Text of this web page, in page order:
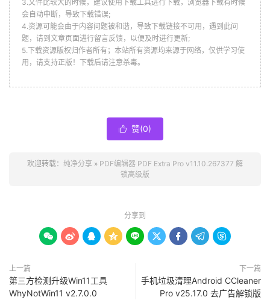
3.文件比较大的时候，建议使用下载工具进行下载，浏览器下载有时候
会自动中断，导致下载错误;
4.资源可能会由于内容问题被和谐，导致下载链接不可用，遇到此问
题，请到文章页面进行留言反馈，以便及时进行更新;
5.下载资源版权归作者所有；本站所有资源均来源于网络，仅供学习使
用，请支持正版！下载后请注意杀毒。
 赞(0)
欢迎转载： 纯净分享 » PDF编辑器 PDF Extra Pro v11.10.267377 解
锁高级版
分享到
        
上一篇
第三方检测升级Win11工具
WhyNotWin11 v2.7.0.0
下一篇
手机垃圾清理Android CCleaner
Pro v25.17.0 去广告解锁版